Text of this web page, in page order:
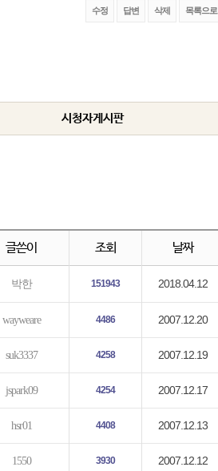
수정 답변 삭제 목록으로
시청자게시판
글쓴이 조회 날짜
박한 151943 2018.04.12
wayweare 4486 2007.12.20
suk3337 4258 2007.12.19
jspark09 4254 2007.12.17
hsr01 4408 2007.12.13
1550 3930 2007.12.12